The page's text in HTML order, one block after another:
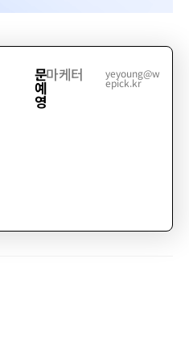
문
예
영
마케터 yeyoung@w
epick.kr